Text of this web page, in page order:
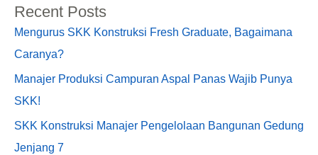
Recent Posts
Mengurus SKK Konstruksi Fresh Graduate, Bagaimana
Caranya?
Manajer Produksi Campuran Aspal Panas Wajib Punya
SKK!
SKK Konstruksi Manajer Pengelolaan Bangunan Gedung
Jenjang 7